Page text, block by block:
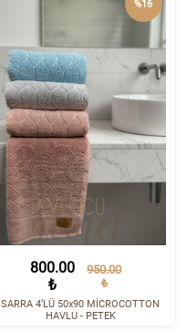
800.00
₺
950.00
₺
SARRA 4’LÜ 50x90 MİCROCOTTON
HAVLU - PETEK
%16